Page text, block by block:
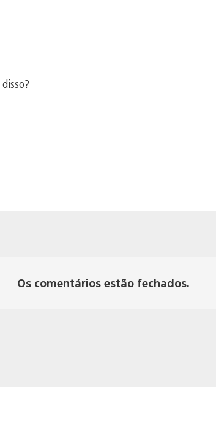
Os comentários estão fechados.